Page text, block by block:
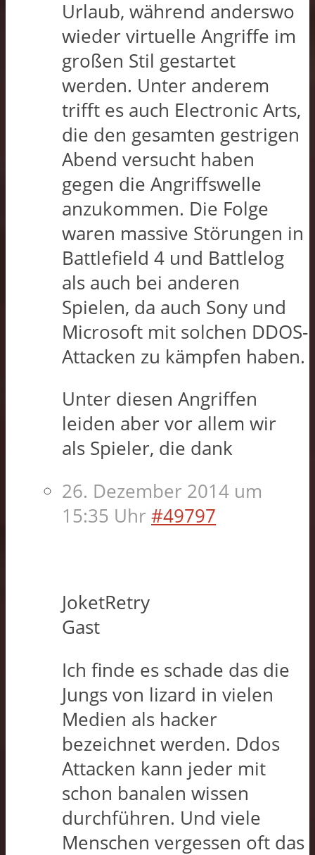
Urlaub, während anderswo
wieder virtuelle Angriffe im
großen Stil gestartet
werden. Unter anderem
trifft es auch Electronic Arts,
die den gesamten gestrigen
Abend versucht haben
gegen die Angriffswelle
anzukommen. Die Folge
waren massive Störungen in
Battlefield 4 und Battlelog
als auch bei anderen
Spielen, da auch Sony und
Microsoft mit solchen DDOS-
Attacken zu kämpfen haben.
Unter diesen Angriffen
leiden aber vor allem wir
als Spieler, die dank
26. Dezember 2014 um
15:35 Uhr #49797
JoketRetry
Gast
Ich finde es schade das die
Jungs von lizard in vielen
Medien als hacker
bezeichnet werden. Ddos
Attacken kann jeder mit
schon banalen wissen
durchführen. Und viele
Menschen vergessen oft das